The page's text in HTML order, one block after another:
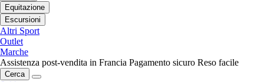
Equitazione
Escursioni
Altri Sport
Outlet
Marche
Assistenza post-vendita in Francia Pagamento sicuro Reso facile
Cerca